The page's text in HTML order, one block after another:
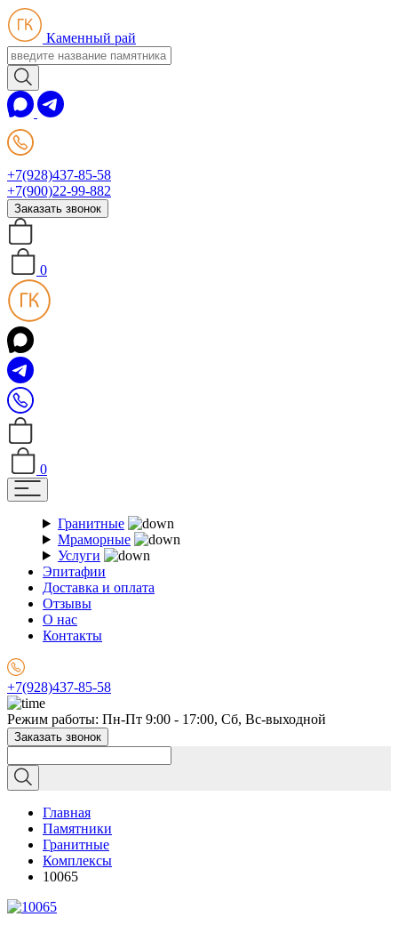
Каменный рай
+7(928)437-85-58
+7(900)22-99-882
Заказать звонок
0
0
Гранитные
Мраморные
Услуги
Эпитафии
Доставка и оплата
Отзывы
О нас
Контакты
+7(928)437-85-58
Режим работы: Пн-Пт 9:00 - 17:00, Сб, Вс-выходной
Заказать звонок
Главная
Памятники
Гранитные
Комплексы
10065